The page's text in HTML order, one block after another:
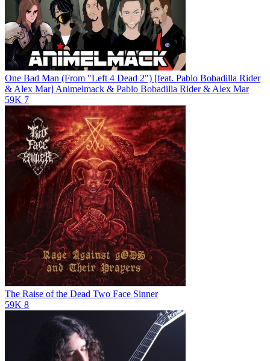
One Bad Man (From "Left 4 Dead 2") [feat. Pablo Bobadilla Rider
& Alex Mar] Animelmack & Pablo Bobadilla Rider & Alex Mar
59K 7
The Raise of the Dead Two Face Sinner
59K 8